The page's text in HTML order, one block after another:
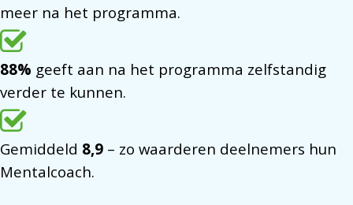
meer na het programma.
88% geeft aan na het programma zelfstandig
verder te kunnen.
Gemiddeld 8,9 – zo waarderen deelnemers hun
Mentalcoach.